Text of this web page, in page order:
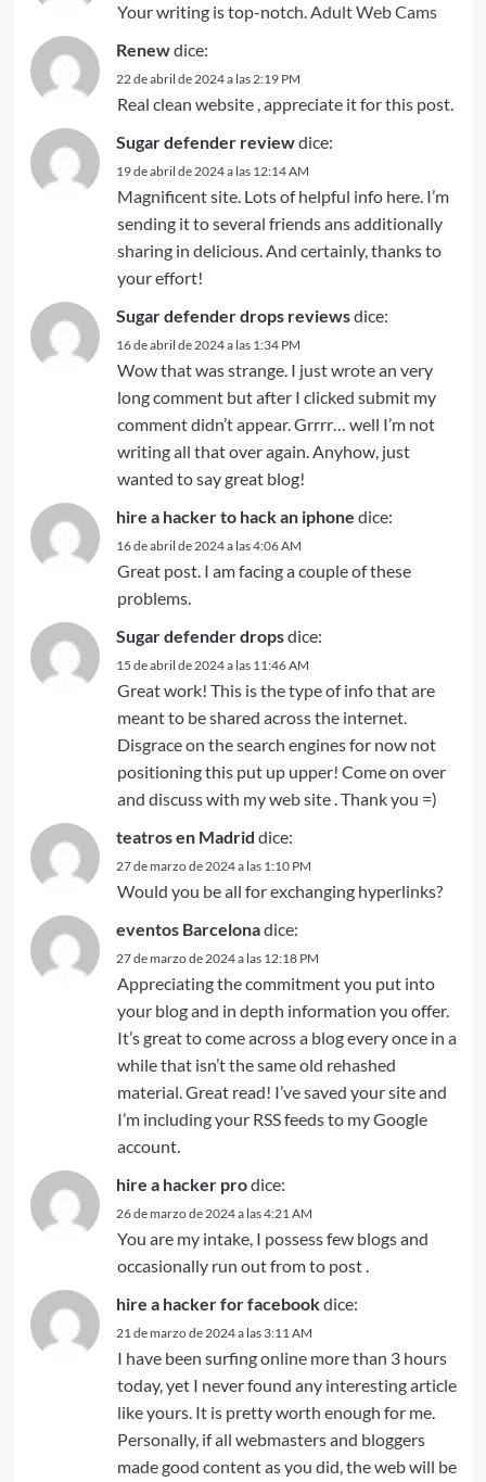
Your writing is top-notch.Adult Web Cams
Renewdice:
22 de abril de 2024 a las 2:19 PM
Real clean website , appreciate it for this post.
Sugar defender reviewdice:
19 de abril de 2024 a las 12:14 AM
Magnificent site. Lots of helpful info here. I’m
sending it to several friends ans additionally
sharing in delicious. And certainly, thanks to
your effort!
Sugar defender drops reviewsdice:
16 de abril de 2024 a las 1:34 PM
Wow that was strange. I just wrote an very
long comment but after I clicked submit my
comment didn’t appear. Grrrr… well I’m not
writing all that over again. Anyhow, just
wanted to say great blog!
hire a hacker to hack an iphone dice:
16 de abril de 2024 a las 4:06 AM
Great post. I am facing a couple of these
problems.
Sugar defender dropsdice:
15 de abril de 2024 a las 11:46 AM
Great work! This is the type of info that are
meant to be shared across the internet.
Disgrace on the search engines for now not
positioning this put up upper! Come on over
and discuss with my web site . Thank you =)
teatros en Madrid dice:
27 de marzo de 2024 a las 1:10 PM
Would you be all for exchanging hyperlinks?
eventos Barcelonadice:
27 de marzo de 2024 a las 12:18 PM
Appreciating the commitment you put into
your blog and in depth information you offer.
It’s great to come across a blog every once in a
while that isn’t the same old rehashed
material. Great read! I’ve saved your site and
I’m including your RSS feeds to my Google
account.
hire a hacker prodice:
26 de marzo de 2024 a las 4:21 AM
You are my intake, I possess few blogs and
occasionally run out from to post .
hire a hacker for facebookdice:
21 de marzo de 2024 a las 3:11 AM
I have been surfing online more than 3 hours
today, yet I never found any interesting article
like yours. It is pretty worth enough for me.
Personally, if all webmasters and bloggers
made good content as you did, the web will be